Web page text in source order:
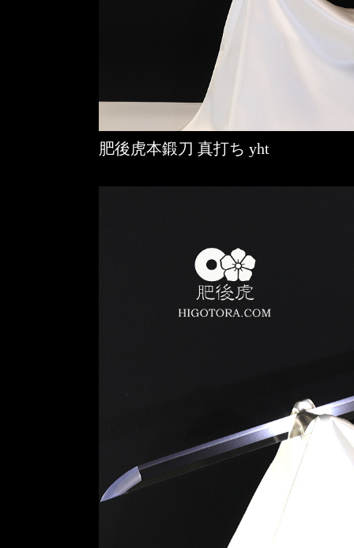
肥後虎本鍛刀 真打ち yht